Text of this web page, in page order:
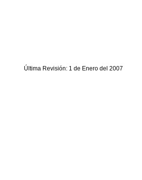
Última Revisión: 1 de Enero del 2007